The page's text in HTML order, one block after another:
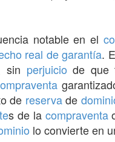
notable en el
real de garantía.
sin perjuicio de
de reservade
s de la compraventa
lo convierte en